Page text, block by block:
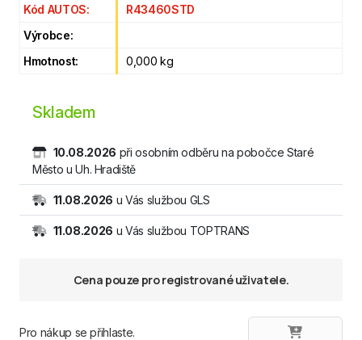
Kód AUTOS:
R43460STD
Výrobce:
Hmotnost:
0,000 kg
Skladem
10.08.2026 při osobním odběru na pobočce Staré
Město u Uh. Hradiště
11.08.2026 u Vás službou GLS
11.08.2026 u Vás službou TOPTRANS
Cena pouze pro registrované uživatele.
Pro nákup se přihlaste.